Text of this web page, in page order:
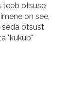
teeb otsuse
on see,
seda otsust
"kukub"